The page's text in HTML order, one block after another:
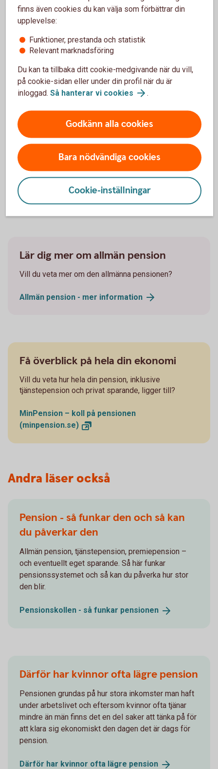
Eftersom uppgifterna baseras på den senaste
deklarerade inkomsten kan siffrorna vara från två år
Spara själv till pensionen
Pensionen som du får från staten och jobbet ger
ungefär 75 procent av din månadslön i pension. Om
du vill få mer så behöver du spara själv till
pensionen. Kontakta oss så hjälper vi dig.
Logga in - räkna på och börja spara till
Lär dig mer om allmän pension
Vill du veta mer om den allmänna pensionen?
Allmän pension - mer information
Få överblick på hela din ekonomi
Vill du veta hur hela din pension, inklusive
tjänstepension och privat sparande, ligger till?
MinPension – koll på pensionen
(minpension.se)
Andra läser också
Pension - så funkar den och så kan
du påverkar den
Allmän pension, tjänstepension, premiepension –
och eventuellt eget sparande. Så här funkar
pensionssystemet och så kan du påverka hur stor
den blir.
Pensionskollen - så funkar pensionen
Därför har kvinnor ofta lägre pension
Pensionen grundas på hur stora inkomster man haft
under arbetslivet och eftersom kvinnor ofta tjänar
mindre än män finns det en del saker att tänka på för
att klara sig ekonomiskt den dagen det är dags för
pension.
Därför har kvinnor ofta lägre pension
finns även cookies du kan välja som förbättrar din
upplevelse:
Funktioner, prestanda och statistik
Relevant marknadsföring
Du kan ta tillbaka ditt cookie-medgivande när du vill,
på cookie-sidan eller under din profil när du är
inloggad. Så hanterar vi cookies .
Godkänn alla cookies
Bara nödvändiga cookies
Cookie-inställningar